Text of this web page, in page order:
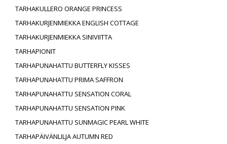
TARHAKULLERO ORANGE PRINCESS
TARHAKURJENMIEKKA ENGLISH COTTAGE
TARHAKURJENMIEKKA SINIVIITTA
TARHAPIONIT
TARHAPUNAHATTU BUTTERFLY KISSES
TARHAPUNAHATTU PRIMA SAFFRON
TARHAPUNAHATTU SENSATION CORAL
TARHAPUNAHATTU SENSATION PINK
TARHAPUNAHATTU SUNMAGIC PEARL WHITE
TARHAPÄIVÄNLILJA AUTUMN RED